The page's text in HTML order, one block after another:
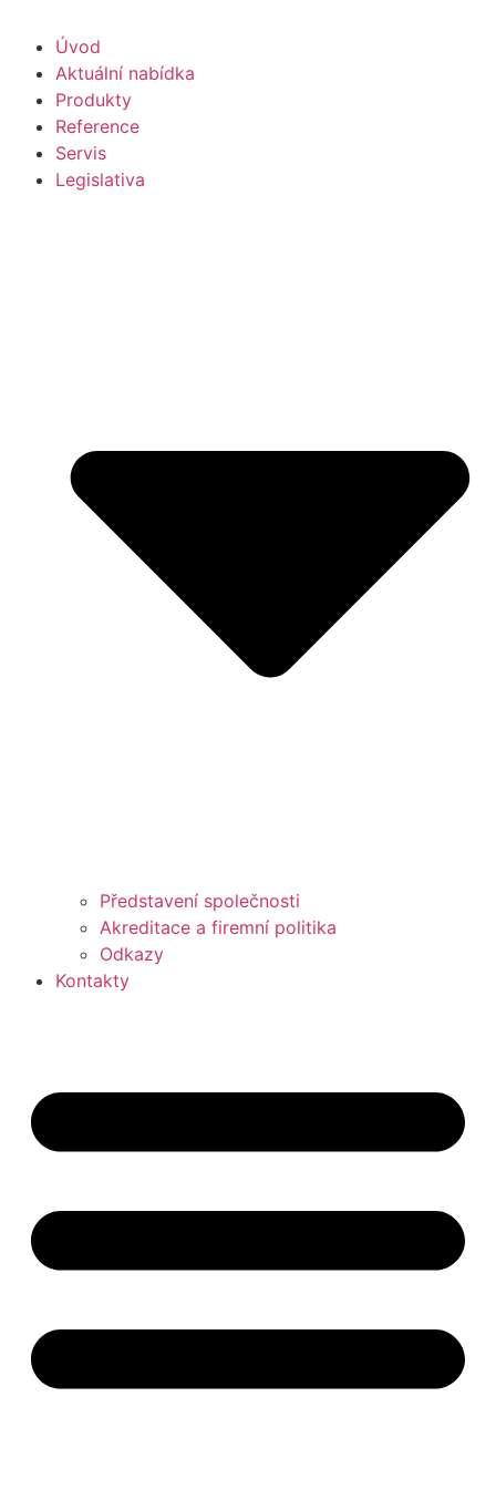
Úvod
Aktuální nabídka
Produkty
Reference
Servis
Legislativa
Představení společnosti
Akreditace a firemní politika
Odkazy
Kontakty